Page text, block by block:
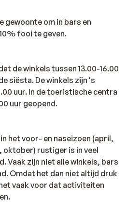
gewoonte om in bars en
fooi te geven.
de winkels tussen 13.00-16.00
siësta. De winkels zijn 's
uur. In de toeristische centra
uur geopend.
het voor- en naseizoen (april,
oktober) rustiger is in veel
Vaak zijn niet alle winkels, bars
Omdat het dan niet altijd druk
vaak voor dat activiteiten